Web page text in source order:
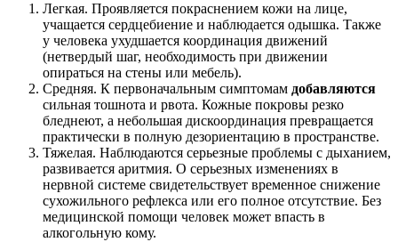
Легкая. Проявляется покраснением кожи на лице,
учащается сердцебиение и наблюдается одышка. Также
у человека ухудшается координация движений
(нетвердый шаг, необходимость при движении
опираться на стены или мебель).
Средняя. К первоначальным симптомам добавляются
сильная тошнота и рвота. Кожные покровы резко
бледнеют, а небольшая дискоординация превращается
практически в полную дезориентацию в пространстве.
Тяжелая. Наблюдаются серьезные проблемы с дыханием,
развивается аритмия. О серьезных изменениях в
нервной системе свидетельствует временное снижение
сухожильного рефлекса или его полное отсутствие. Без
медицинской помощи человек может впасть в
алкогольную кому.